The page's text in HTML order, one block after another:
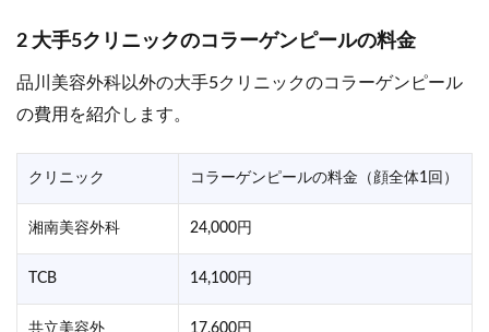
2 大手5クリニックのコラーゲンピールの料金
品川美容外科以外の大手5クリニックのコラーゲンピール
の費用を紹介します。
クリニック コラーゲンピールの料金（顔全体1回）
湘南美容外科 24,000円
TCB 14,100円
共立美容外 17,600円